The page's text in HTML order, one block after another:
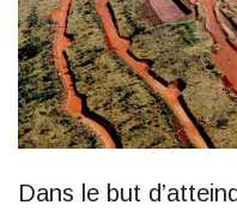
Dans le but